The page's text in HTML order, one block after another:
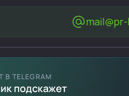
TELEGRAM
подскажет